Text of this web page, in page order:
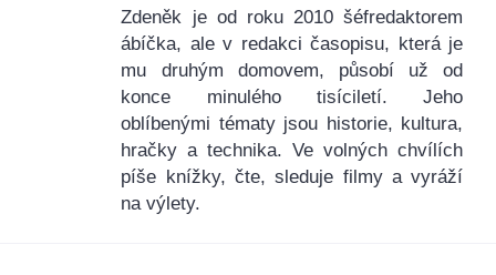
Zdeněk je od roku 2010 šéfredaktorem
ábíčka, ale v redakci časopisu, která je
mu druhým domovem, působí už od
konce minulého tisíciletí. Jeho
oblíbenými tématy jsou historie, kultura,
hračky a technika. Ve volných chvílích
píše knížky, čte, sleduje filmy a vyráží
na výlety.